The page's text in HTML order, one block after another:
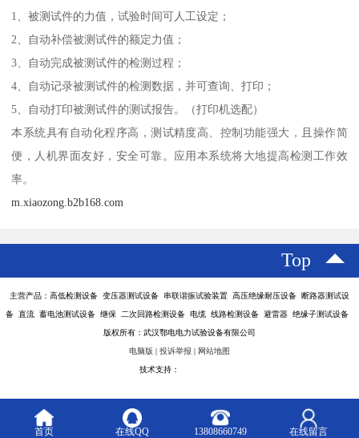
1、被测试件的力值，试验时间可人工设定；
2、自动补偿被测试件的额定力值；
3、自动完成被测试件的检测过程；
4、自动记录被测试件的检测数据，并可查询、打印；
5、自动打印被测试件的测试报告。（打印机选配）
本系统具有自动化程序高，测试精度高、控制功能强大，且操作简
便，人机界面友好，安全可靠。应用本系统将大地提高检测工作效
率。
m.xiaozong.b2b168.com
Top
主营产品：高低检测设备 变压器测试设备 串联谐振试验装置 高压绝缘耐压设备 断路器测试设
备 直流 蓄电池测试设备 继保 二次回路检测设备 电缆 线路检测设备 避雷器 绝缘子测试设备
版权所有：武汉鄂电电力试验设备有限公司
电脑版 | 投诉举报 | 网站地图
技术支持：
首页 在线QQ 13808660749 在线留言